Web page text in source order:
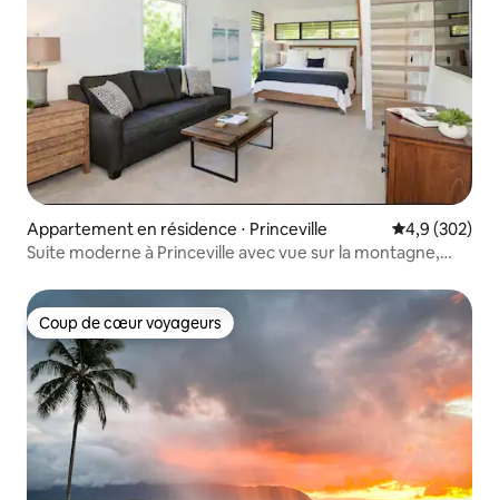
Appartement en résidence ⋅ Princeville Évaluation
4,9 (302)
Suite moderne à Princeville avec vue sur la montagne,
Coup de cœur voyageurs
Coup de cœur voyageurs